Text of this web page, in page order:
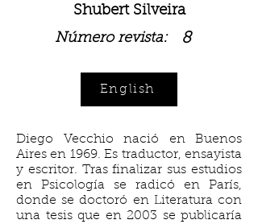
Shubert Silveira
Número revista: 8
English
Diego Vecchio nació en Buenos
Aires en 1969. Es traductor, ensayista
y escritor. Tras finalizar sus estudios
en Psicología se radicó en París,
donde se doctoró en Literatura con
una tesis que en 2003 se publicaría